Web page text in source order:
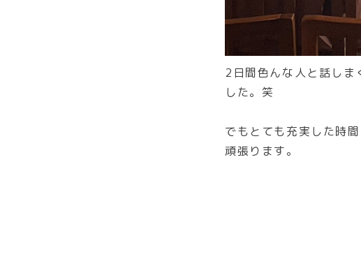
2日間色んな人と話しま
した。笑
でもとても充実した時
頑張ります。